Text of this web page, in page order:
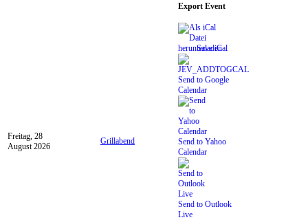
Freitag, 28
August 2026
Grillabend
Export Event
Save iCal
Send to Google
Calendar
Send to Yahoo
Calendar
Send to Outlook
Live